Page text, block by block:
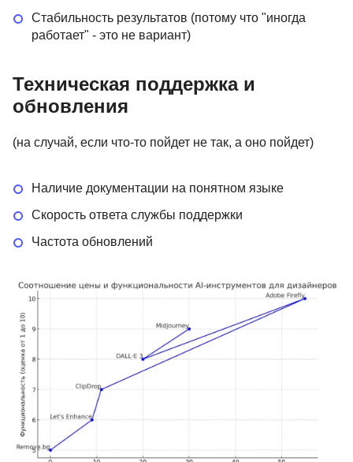
Стабильность результатов (потому что "иногда
работает" - это не вариант)
Техническая поддержка и
обновления
(на случай, если что-то пойдет не так, а оно пойдет)
Наличие документации на понятном языке
Скорость ответа службы поддержки
Частота обновлений